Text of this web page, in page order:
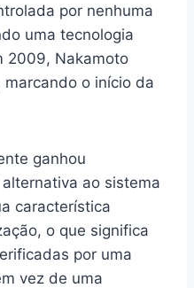
por nenhuma
uma tecnologia
2009, Nakamoto
o início da
ganhou
ao sistema
característica
o que significa
por uma
vez de uma